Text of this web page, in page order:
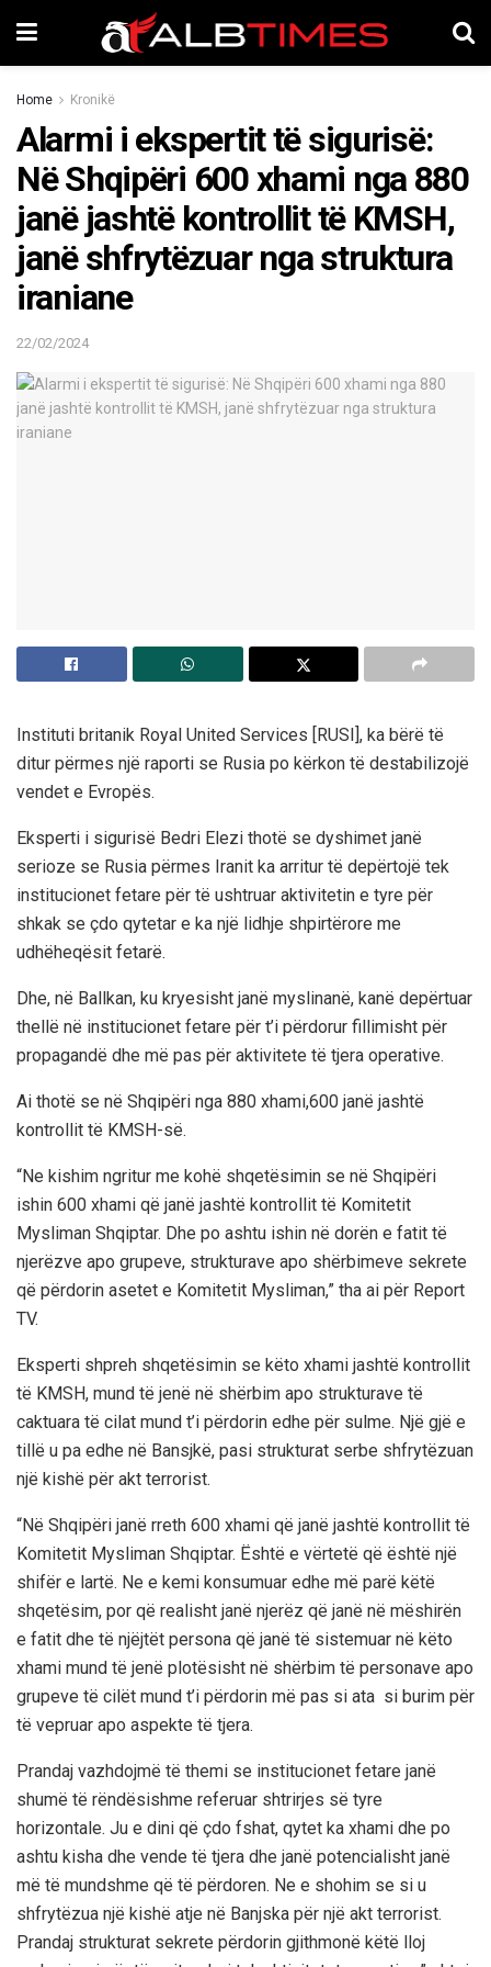
Home Kronikë
Alarmi i ekspertit të sigurisë:
Në Shqipëri 600 xhami nga 880
janë jashtë kontrollit të KMSH,
janë shfrytëzuar nga struktura
iraniane
22/02/2024
Instituti britanik Royal United Services [RUSI], ka bërë të
ditur përmes një raporti se Rusia po kërkon të destabilizojë
vendet e Evropës.
Eksperti i sigurisë Bedri Elezi thotë se dyshimet janë
serioze se Rusia përmes Iranit ka arritur të depërtojë tek
institucionet fetare për të ushtruar aktivitetin e tyre për
shkak se çdo qytetar e ka një lidhje shpirtërore me
udhëheqësit fetarë.
Dhe, në Ballkan, ku kryesisht janë myslinanë, kanë depërtuar
thellë në institucionet fetare për t’i përdorur fillimisht për
propagandë dhe më pas për aktivitete të tjera operative.
Ai thotë se në Shqipëri nga 880 xhami,600 janë jashtë
kontrollit të KMSH-së.
“Ne kishim ngritur me kohë shqetësimin se në Shqipëri
ishin 600 xhami që janë jashtë kontrollit të Komitetit
Mysliman Shqiptar. Dhe po ashtu ishin në dorën e fatit të
njerëzve apo grupeve, strukturave apo shërbimeve sekrete
që përdorin asetet e Komitetit Mysliman,” tha ai për Report
TV.
Eksperti shpreh shqetësimin se këto xhami jashtë kontrollit
të KMSH, mund të jenë në shërbim apo strukturave të
caktuara të cilat mund t’i përdorin edhe për sulme. Një gjë e
tillë u pa edhe në Bansjkë, pasi strukturat serbe shfrytëzuan
një kishë për akt terrorist.
“Në Shqipëri janë rreth 600 xhami që janë jashtë kontrollit të
Komitetit Mysliman Shqiptar. Është e vërtetë që është një
shifër e lartë. Ne e kemi konsumuar edhe më parë këtë
shqetësim, por që realisht janë njerëz që janë në mëshirën
e fatit dhe të njëjtët persona që janë të sistemuar në këto
xhami mund të jenë plotësisht në shërbim të personave apo
grupeve të cilët mund t’i përdorin më pas si ata si burim për
të vepruar apo aspekte të tjera.
Prandaj vazhdojmë të themi se institucionet fetare janë
shumë të rëndësishme referuar shtrirjes së tyre
horizontale. Ju e dini që çdo fshat, qytet ka xhami dhe po
ashtu kisha dhe vende të tjera dhe janë potencialisht janë
më të mundshme që të përdoren. Ne e shohim se si u
shfrytëzua një kishë atje në Banjska për një akt terrorist.
Prandaj strukturat sekrete përdorin gjithmonë këtë lloj